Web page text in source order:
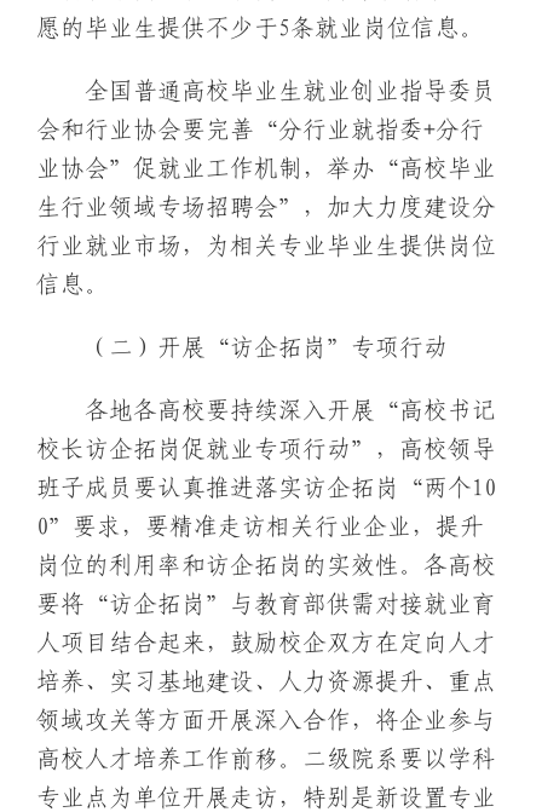
愿的毕业生提供不少于5条就业岗位信息。
全国普通高校毕业生就业创业指导委员
会和行业协会要完善“分行业就指委+分行
业协会”促就业工作机制，举办“高校毕业
生行业领域专场招聘会”，加大力度建设分
行业就业市场，为相关专业毕业生提供岗位
信息。
（二）开展“访企拓岗”专项行动
各地各高校要持续深入开展“高校书记
校长访企拓岗促就业专项行动”，高校领导
班子成员要认真推进落实访企拓岗“两个10
0”要求，要精准走访相关行业企业，提升
岗位的利用率和访企拓岗的实效性。各高校
要将“访企拓岗”与教育部供需对接就业育
人项目结合起来，鼓励校企双方在定向人才
培养、实习基地建设、人力资源提升、重点
领域攻关等方面开展深入合作，将企业参与
高校人才培养工作前移。二级院系要以学科
专业点为单位开展走访，特别是新设置专业